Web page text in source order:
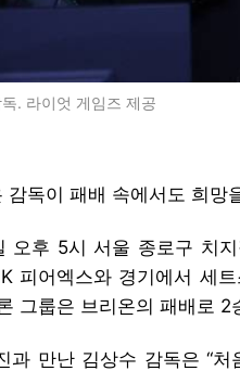
. 라이엇 게임즈 제공
감독이 패배 속에서도 희망
오후 5시 서울 종로구 치
피어엑스와 경기에서 세
그룹은 브리온의 패배로 2
과 만난 김상수 감독은 “